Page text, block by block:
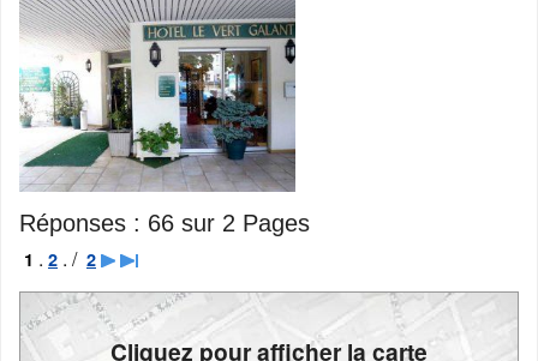
Réponses : 66 sur 2 Pages
1 . 2 . / 2
Cliquez pour afficher la carte